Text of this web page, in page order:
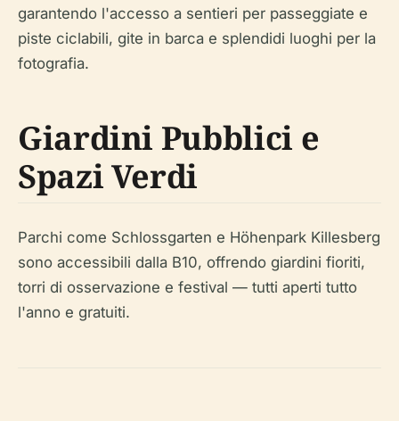
garantendo l'accesso a sentieri per passeggiate e
piste ciclabili, gite in barca e splendidi luoghi per la
fotografia.
Giardini Pubblici e
Spazi Verdi
Parchi come Schlossgarten e Höhenpark Killesberg
sono accessibili dalla B10, offrendo giardini fioriti,
torri di osservazione e festival — tutti aperti tutto
l'anno e gratuiti.